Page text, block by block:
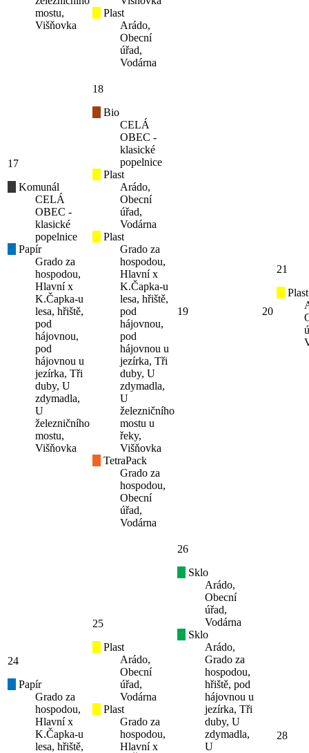
mostu,
Višňovka
Plast
Arádo,
Obecní
úřad,
Vodárna
17
Komunál
CELÁ
OBEC -
klasické
popelnice
Papír
Grado za
hospodou,
Hlavní x
K.Čapka-u
lesa, hřiště,
pod
hájovnou,
pod
hájovnou u
jezírka, Tři
duby, U
zdymadla,
U
železničního
mostu,
Višňovka
18
Bio
CELÁ
OBEC -
klasické
popelnice
Plast
Arádo,
Obecní
úřad,
Vodárna
Plast
Grado za
hospodou,
Hlavní x
K.Čapka-u
lesa, hřiště,
pod
hájovnou,
pod
hájovnou u
jezírka, Tři
duby, U
zdymadla,
U
železničního
mostu u
řeky,
Višňovka
TetraPack
Grado za
hospodou,
Obecní
úřad,
Vodárna
19 20
21
Plast
24
Papír
Grado za
hospodou,
Hlavní x
K.Čapka-u
lesa, hřiště,
25
Plast
Arádo,
Obecní
úřad,
Vodárna
Plast
Grado za
hospodou,
Hlavní x
26
Sklo
Arádo,
Obecní
úřad,
Vodárna
Sklo
Arádo,
Grado za
hospodou,
hřiště, pod
hájovnou u
jezírka, Tři
duby, U
zdymadla,
U
28